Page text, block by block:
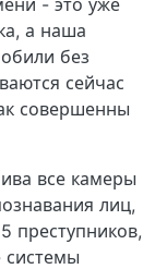
а наша
без
сейчас
совершенны
все камеры
лиц,
преступников,
системы